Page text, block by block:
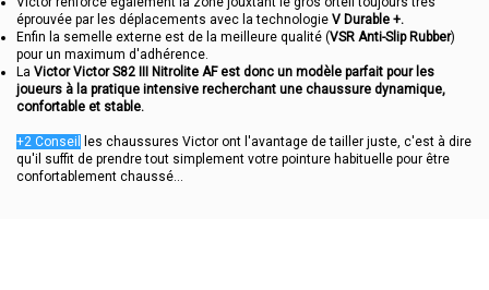
éprouvée par les déplacements avec la technologie V Durable +.
Enfin la semelle externe est de la meilleure qualité (VSR Anti-Slip Rubber)
pour un maximum d'adhérence.
La Victor Victor S82 III Nitrolite AF est donc un modèle parfait pour les
joueurs à la pratique intensive recherchant une chaussure dynamique,
confortable et stable.
+2 Conseil
les chaussures Victor ont l'avantage de tailler juste, c'est à dire
qu'il suffit de prendre tout simplement votre pointure habituelle pour être
confortablement chaussé...